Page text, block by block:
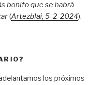
bonito que se habrá
(Artezblai, 5-2-2024).
los próximos